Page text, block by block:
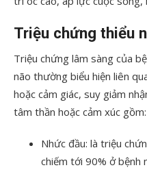
Triệu chứng thiểu
Triệu chứng lâm sàng của
não thường biểu hiện liên
hoặc cảm giác, suy giảm
tâm thần hoặc cảm xúc gồm:
Nhức đầu: là triệu
chiếm tới 90% ở bệnh